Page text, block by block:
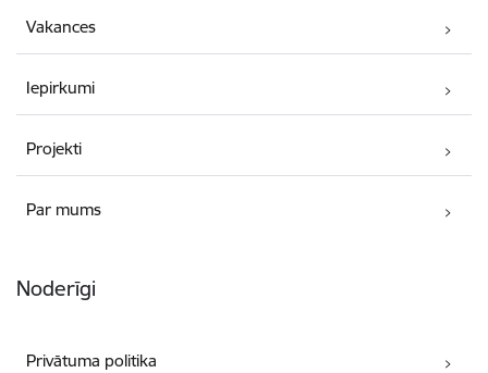
Vakances
Iepirkumi
Projekti
Par mums
Noderīgi
Privātuma politika